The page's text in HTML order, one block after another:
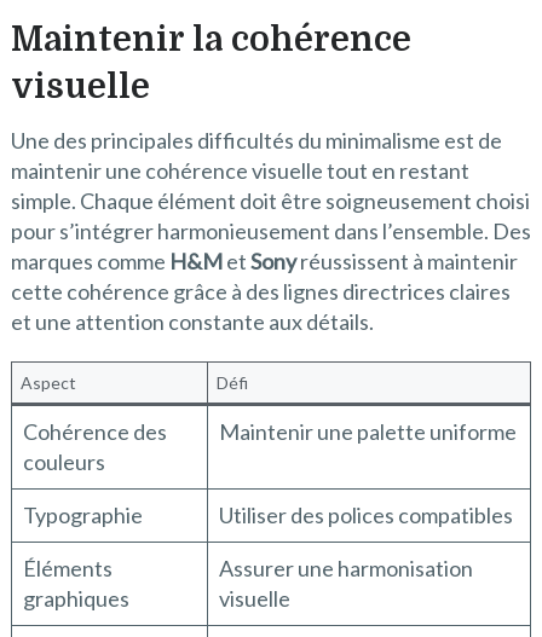
Maintenir la cohérence
visuelle
Une des principales difficultés du minimalisme est de
maintenir une cohérence visuelle tout en restant
simple. Chaque élément doit être soigneusement choisi
pour s’intégrer harmonieusement dans l’ensemble. Des
marques comme H&MetSonyréussissent à maintenir
cette cohérence grâce à des lignes directrices claires
et une attention constante aux détails.
Aspect Défi
Cohérence des
couleurs
Maintenir une palette uniforme
Typographie
Utiliser des polices compatibles
Éléments
graphiques
Assurer une harmonisation
visuelle